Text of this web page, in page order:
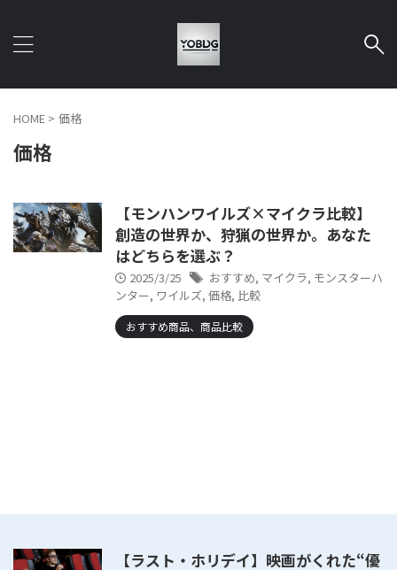
HOME > 価格
価格
【モンハンワイルズ×マイクラ比較】
創造の世界か、狩猟の世界か。あなた
はどちらを選ぶ？
2025/3/25 おすすめ, マイクラ, モンスターハ
ンター, ワイルズ, 価格, 比較
おすすめ商品、商品比較
【ラスト・ホリデイ】映画がくれた“優